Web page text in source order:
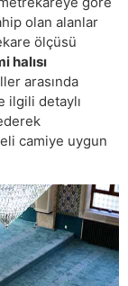
olan alanlar
ölçüsü
halısı
arasında
ilgili detaylı
camiye uygun